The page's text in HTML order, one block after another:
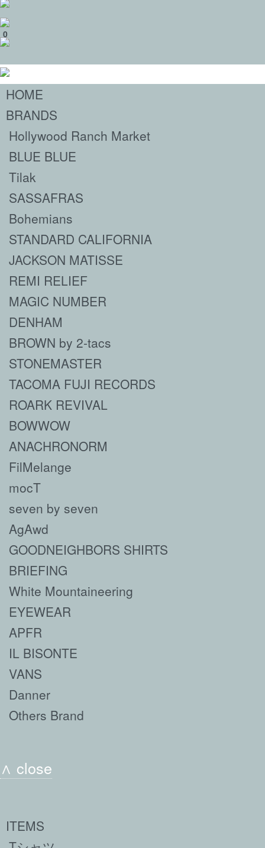
0
HOME
BRANDS
Hollywood Ranch Market
BLUE BLUE
Tilak
SASSAFRAS
Bohemians
STANDARD CALIFORNIA
JACKSON MATISSE
REMI RELIEF
MAGIC NUMBER
DENHAM
BROWN by 2-tacs
STONEMASTER
TACOMA FUJI RECORDS
ROARK REVIVAL
BOWWOW
ANACHRONORM
FilMelange
mocT
seven by seven
AgAwd
GOODNEIGHBORS SHIRTS
BRIEFING
White Mountaineering
EYEWEAR
APFR
IL BISONTE
VANS
Danner
Others Brand
∧ close
ITEMS